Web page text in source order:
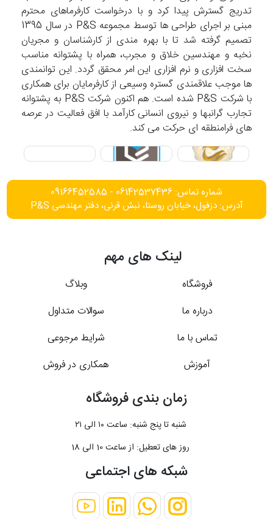
تدریج گسترش پیدا کرد و با درخواست کارفرماهای محترم
مبنی بر اجرای طراحی ها توسط مجموعه P&S در سال 1395
تصمیم گرفته شد تا با بهره مندی از کارشناسان و مجریان
نخبه و مهندسین خلاق و مجرب، همراه با پشتوانه مناسب
سخت افزاری و نرم افزاری این امر محقق گردد. این توانمندی
ها موجب علاقمندی گستره وسیعی از کارفرمایان برای همکاری
با شرکت P&S شده است. هم اکنون شرکت P&S به پشتوانه
تجارب گرانبها و نیروی انسانی کارآمد با افق فعالیت در عرصه
های فرامنطقه ای حرکت می کند.
شماره تماس: 06142537436 - 09166452585
آدرس: دزفول، خیابان روستا، نبش قرنی، دفتر مهندسی P&S
لینک های مهم
فروشگاه
وبلاگ
درباره ما
سوالات متداول
تماس با ما
شرایط مرجوعی
آموزش
همکاری در فروش
زمان بندی فروشگاه
شنبه تا پنج شنبه: ساعت ۱۰ الی ۲۱
روز های تعطیل: از ساعت 10 الی 18
شبکه های اجتماعی